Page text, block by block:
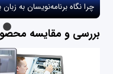
چرا نگاه برنامه‌نویسان به
بررسی و مقایسه